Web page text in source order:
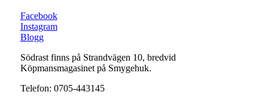
Facebook
Instagram
Blogg
Södrast finns på Strandvägen 10, bredvid
Köpmansmagasinet på Smygehuk.
Telefon: 0705-443145